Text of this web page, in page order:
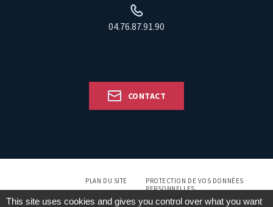
04.76.87.91.90
CONTACT
PLAN DU SITE
PROTECTION DE VOS DONNÉES
PERSONNELLES
This site uses cookies and gives you control over what you want